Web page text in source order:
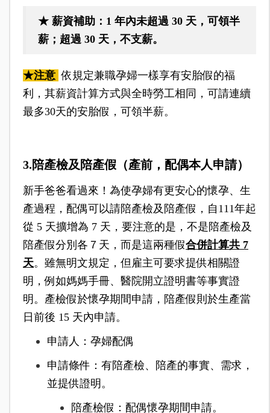
★ 薪資補助： 1 年內未超過 30 天，可領半
薪； 超過 30 天，不支薪。
★注意 依規定兼職孕婦一樣享有安胎假的福
利，其薪資計算方式與全時勞工相同，可請連續
最多30天的安胎假，可領半薪。
3.陪產檢及陪產假（產前，配偶本人申請）
新手爸爸看過來！為使孕婦有更安心的懷孕、生
產過程，配偶可以請陪產檢及陪產假，自111年起
從 5 天擴增為 7 天，要注意的是，不是陪產檢及
陪產假分別各７天，而是這兩種假合併計算共 7
天。雖無明文規定，但雇主可要求提供相關證
明，例如媽媽手冊、醫院開立證明書等事實證
明。產檢假於懷孕期間申請，陪產假則於生產當
日前後 15 天內申請。
申請人：孕婦配偶
申請條件：有陪產檢、陪產的事實、需求，
並提供證明。
陪產檢假：配偶懷孕期間申請。